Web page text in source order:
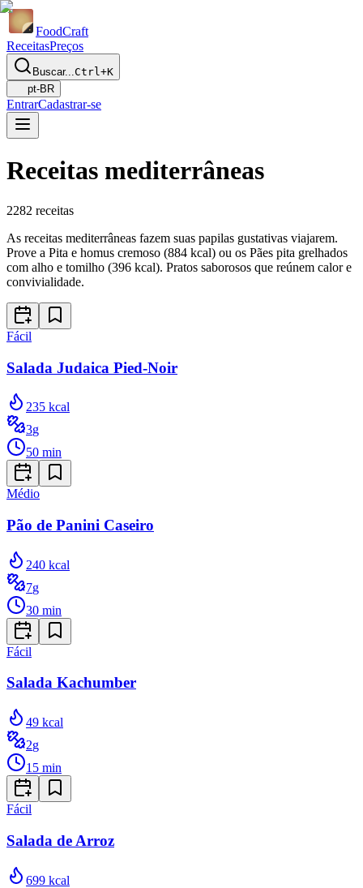
FoodCraft
ReceitasPreços
Buscar...Ctrl+K
pt-BR
EntrarCadastrar-se
Receitas mediterrâneas
2282 receitas
As receitas mediterrâneas fazem suas papilas gustativas viajarem.
Prove a Pita e homus cremoso (884 kcal) ou os Pães pita grelhados
com alho e tomilho (396 kcal). Pratos saborosos que reúnem calor e
convivialidade.
Fácil
Salada Judaica Pied-Noir
235 kcal
3g
50 min
Médio
Pão de Panini Caseiro
240 kcal
7g
30 min
Fácil
Salada Kachumber
49 kcal
2g
15 min
Fácil
Salada de Arroz
699 kcal